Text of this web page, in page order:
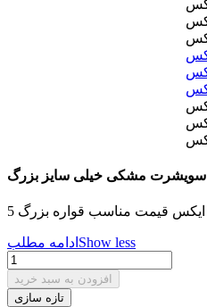
سویشرت مشکی خیلی سایز بزرگ
5 ایکس قیمت مناسب قواره بزرگ
ادامه مطلب Show less
افزودن به سبد خرید